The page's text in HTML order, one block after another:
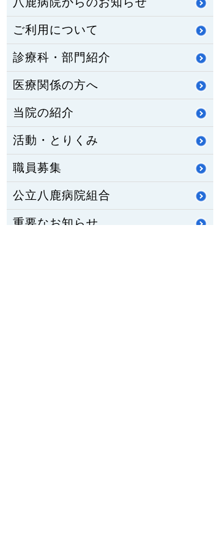
ご利用について
診療科・部門紹介
医療関係の方へ
当院の紹介
活動・とりくみ
職員募集
公立八鹿病院組合
重要なお知らせ